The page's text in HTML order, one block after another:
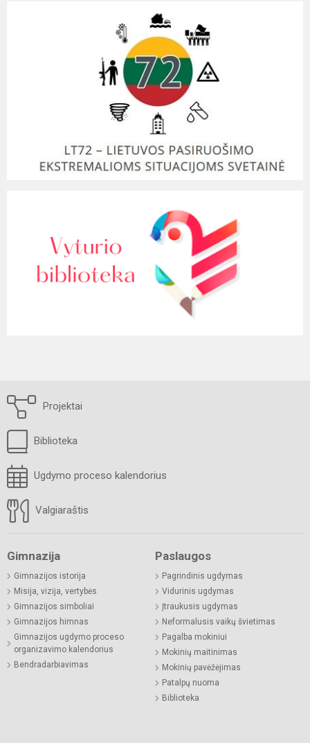
Projektai
Biblioteka
Ugdymo proceso kalendorius
Valgiaraštis
Gimnazija
Gimnazijos istorija
Misija, vizija, vertybės
Gimnazijos simboliai
Gimnazijos himnas
Gimnazijos ugdymo proceso
organizavimo kalendorius
Bendradarbiavimas
Paslaugos
Pagrindinis ugdymas
Vidurinis ugdymas
Įtraukusis ugdymas
Neformalusis vaikų švietimas
Pagalba mokiniui
Mokinių maitinimas
Mokinių pavėžėjimas
Patalpų nuoma
Biblioteka